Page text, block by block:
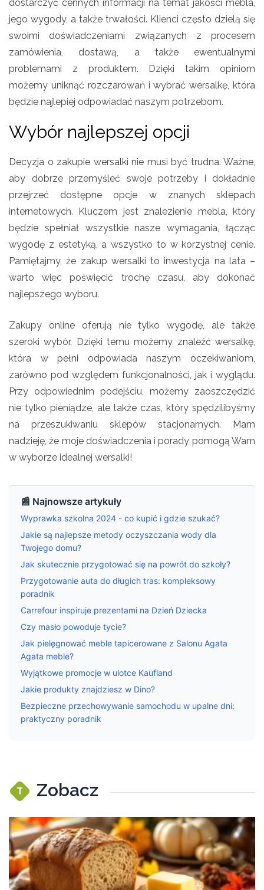
dostarczyć cennych informacji na temat jakości mebla,
jego wygody, a także trwałości. Klienci często dzielą się
swoimi doświadczeniami związanych z procesem
zamówienia, dostawą, a także ewentualnymi
problemami z produktem. Dzięki takim opiniom
możemy uniknąć rozczarowań i wybrać wersalkę, która
będzie najlepiej odpowiadać naszym potrzebom.
Wybór najlepszej opcji
Decyzja o zakupie wersalki nie musi być trudna. Ważne,
aby dobrze przemyśleć swoje potrzeby i dokładnie
przejrzeć dostępne opcje w znanych sklepach
internetowych. Kluczem jest znalezienie mebla, który
będzie spełniał wszystkie nasze wymagania, łącząc
wygodę z estetyką, a wszystko to w korzystnej cenie.
Pamiętajmy, że zakup wersalki to inwestycja na lata –
warto więc poświęcić trochę czasu, aby dokonać
najlepszego wyboru.
Zakupy online oferują nie tylko wygodę, ale także
szeroki wybór. Dzięki temu możemy znaleźć wersalkę,
która w pełni odpowiada naszym oczekiwaniom,
zarówno pod względem funkcjonalności, jak i wyglądu.
Przy odpowiednim podejściu, możemy zaoszczędzić
nie tylko pieniądze, ale także czas, który spędzilibyśmy
na przeszukiwaniu sklepów stacjonarnych. Mam
nadzieję, że moje doświadczenia i porady pomogą Wam
w wyborze idealnej wersalki!
📰 Najnowsze artykuły
Wyprawka szkolna 2024 - co kupić i gdzie szukać?
Jakie są najlepsze metody oczyszczania wody dla
Twojego domu?
Jak skutecznie przygotować się na powrót do szkoły?
Przygotowanie auta do długich tras: kompleksowy
poradnik
Carrefour inspiruje prezentami na Dzień Dziecka
Czy masło powoduje tycie?
Jak pielęgnować meble tapicerowane z Salonu Agata
Agata meble?
Wyjątkowe promocje w ulotce Kaufland
Jakie produkty znajdziesz w Dino?
Bezpieczne przechowywanie samochodu w upalne dni:
praktyczny poradnik
T Zobacz